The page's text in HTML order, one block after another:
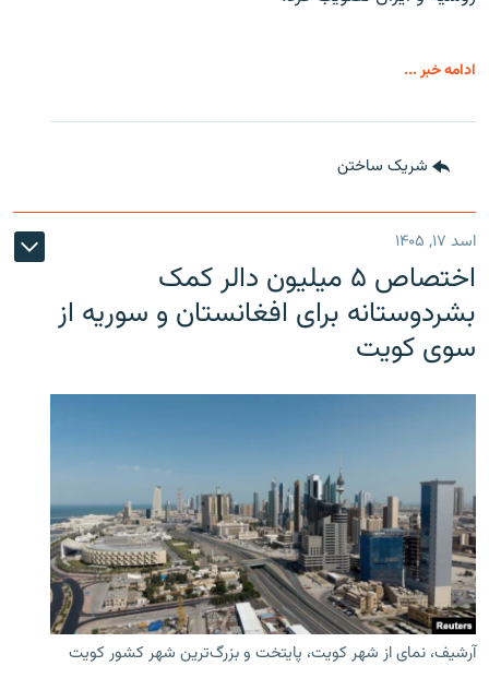
ادامه خبر ...
شریک ساختن
اسد ۱۷, ۱۴۰۵
اختصاص ۵ میلیون دالر کمک
بشردوستانه برای افغانستان و سوریه از
سوی کویت
آرشیف، نمای از شهر کویت، پایتخت و بزرگ‌ترین شهر کشور کویت